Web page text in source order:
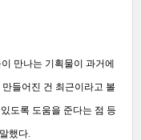
만나는 기획물이 과거에
들어진 건 최근이라고 볼
도록 도움을 준다는 점 등
했다.